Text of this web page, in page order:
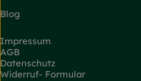
Blog
Impressum
AGB
Datenschutz
Widerruf- Formular